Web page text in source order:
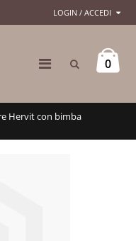
LOGIN / ACCEDI
0
Hervit con bimba